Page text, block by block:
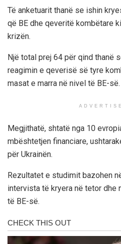
Të anketuarit thanë se ishin
që BE dhe qeveritë kombëtare
krizën.
Një total prej 64 për qind thanë
reagimin e qeverisë së tyre
masat e marra në nivel të BE-së.
Megjithatë, shtatë nga 10
mbështetjen financiare,
për Ukrainën.
Rezultatet e studimit bazohen
intervista të kryera në tetor dhe
të BE-së.